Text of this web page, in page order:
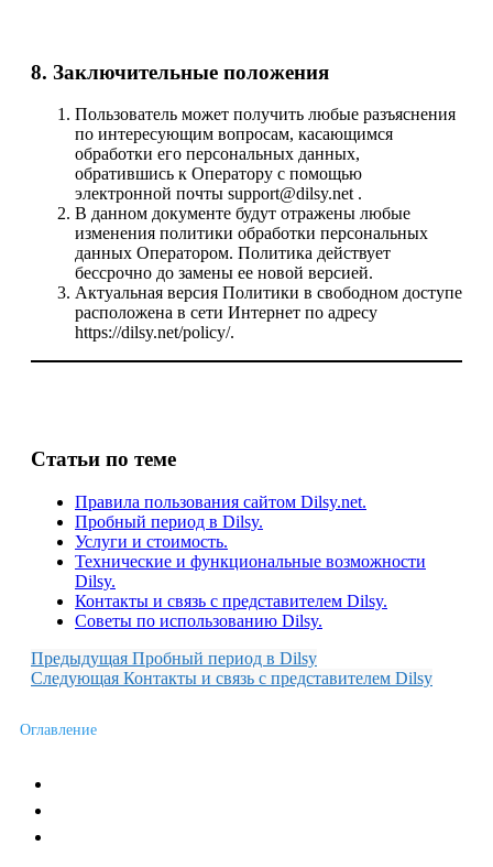
8. Заключительные положения
Пользователь может получить любые разъяснения
по интересующим вопросам, касающимся
обработки его персональных данных,
обратившись к Оператору с помощью
электронной почты support@dilsy.net .
В данном документе будут отражены любые
изменения политики обработки персональных
данных Оператором. Политика действует
бессрочно до замены ее новой версией.
Актуальная версия Политики в свободном доступе
расположена в сети Интернет по адресу
https://dilsy.net/policy/.
Статьи по теме
Правила пользования сайтом Dilsy.net.
Пробный период в Dilsy.
Услуги и стоимость.
Технические и функциональные возможности
Dilsy.
Контакты и связь с представителем Dilsy.
Советы по использованию Dilsy.
Предыдущая Пробный период в Dilsy
Следующая Контакты и связь с представителем Dilsy
Оглавление